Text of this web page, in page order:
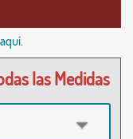
las Medidas